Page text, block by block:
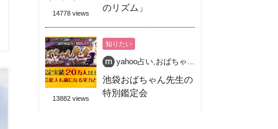
14778 views
のリズム」
13882 views
知りたい
yahoo占い おばちゃん先生
池袋おばちゃん先生の
特別鑑定会